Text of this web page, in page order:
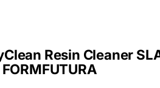
Resin Cleaner